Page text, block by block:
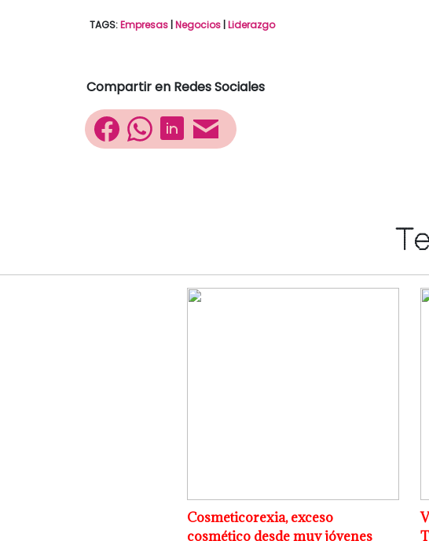
TAGS:Empresas Negocios Liderazgo
Compartir en Redes Sociales
Cosmeticorexia, exceso
cosmético desde muy jóvenes